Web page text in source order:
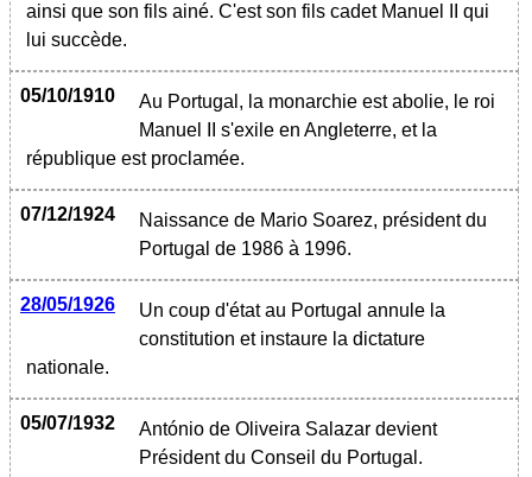
ainsi que son fils ainé. C'est son fils cadet Manuel II qui
lui succède.
05/10/1910
Au Portugal, la monarchie est abolie, le roi
Manuel II s'exile en Angleterre, et la
république est proclamée.
07/12/1924
Naissance de Mario Soarez, président du
Portugal de 1986 à 1996.
28/05/1926
Un coup d'état au Portugal annule la
constitution et instaure la dictature
nationale.
05/07/1932
António de Oliveira Salazar devient
Président du Conseil du Portugal.